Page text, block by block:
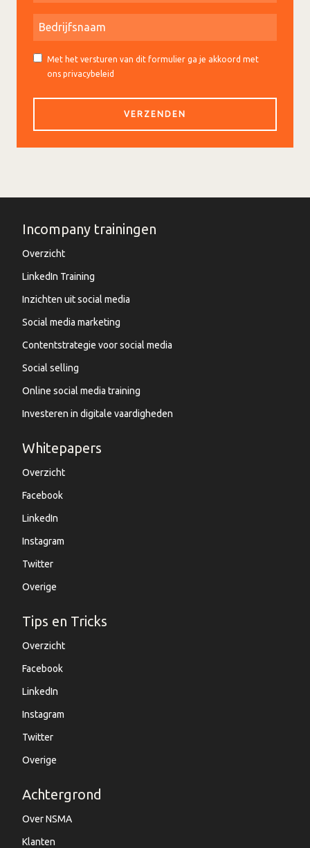
Met het versturen van dit formulier ga je akkoord met
ons privacybeleid
Incompany trainingen
Overzicht
LinkedIn Training
Inzichten uit social media
Social media marketing
Contentstrategie voor social media
Social selling
Online social media training
Investeren in digitale vaardigheden
Whitepapers
Overzicht
Facebook
LinkedIn
Instagram
Twitter
Overige
Tips en Tricks
Overzicht
Facebook
LinkedIn
Instagram
Twitter
Overige
Achtergrond
Over NSMA
Klanten